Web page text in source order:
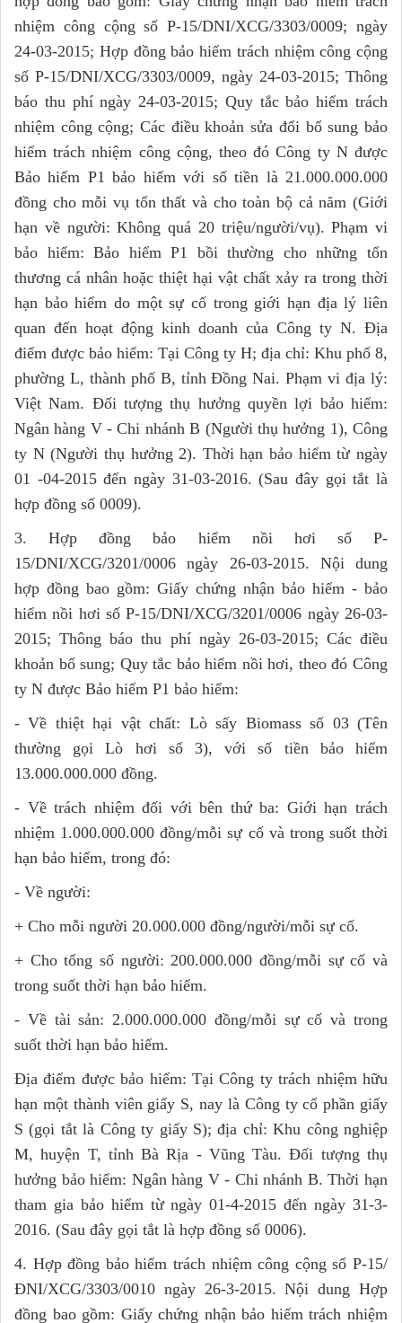
nhiệm công cộng số P-15/DNI/XCG/3303/0009; ngày
24-03-2015; Hợp đồng bảo hiểm trách nhiệm công cộng
số P-15/DNI/XCG/3303/0009, ngày 24-03-2015; Thông
báo thu phí ngày 24-03-2015; Quy tắc bảo hiểm trách
nhiệm công cộng; Các điều khoản sửa đổi bổ sung bảo
hiểm trách nhiệm công cộng, theo đó Công ty N được
Bảo hiểm P1 bảo hiểm với số tiền là 21.000.000.000
đồng cho mỗi vụ tổn thất và cho toàn bộ cả năm (Giới
hạn về người: Không quá 20 triệu/người/vụ). Phạm vi
bảo hiểm: Bảo hiểm P1 bồi thường cho những tổn
thương cá nhân hoặc thiệt hại vật chất xảy ra trong thời
hạn bảo hiểm do một sự cố trong giới hạn địa lý liên
quan đến hoạt động kinh doanh của Công ty N. Địa
điểm được bảo hiểm: Tại Công ty H; địa chỉ: Khu phố 8,
phường L, thành phố B, tỉnh Đồng Nai. Phạm vi địa lý:
Việt Nam. Đối tượng thụ hưởng quyền lợi bảo hiểm:
Ngân hàng V - Chi nhánh B (Người thụ hưởng 1), Công
ty N (Người thụ hưởng 2). Thời hạn bảo hiểm từ ngày
01 -04-2015 đến ngày 31-03-2016. (Sau đây gọi tắt là
hợp đồng số 0009).
3. Hợp đồng bảo hiểm nồi hơi số P-
15/DNI/XCG/3201/0006 ngày 26-03-2015. Nội dung
hợp đồng bao gồm: Giấy chứng nhận bảo hiểm - bảo
hiểm nồi hơi số P-15/DNI/XCG/3201/0006 ngày 26-03-
2015; Thông báo thu phí ngày 26-03-2015; Các điều
khoản bổ sung; Quy tắc bảo hiểm nồi hơi, theo đó Công
ty N được Bảo hiểm P1 bảo hiểm:
- Về thiệt hại vật chất: Lò sấy Biomass số 03 (Tên
thường gọi Lò hơi số 3), với số tiền bảo hiểm
13.000.000.000 đồng.
- Về trách nhiệm đối với bên thứ ba: Giới hạn trách
nhiệm 1.000.000.000 đồng/mỗi sự cố và trong suốt thời
hạn bảo hiểm, trong đó:
- Về người:
+ Cho mỗi người 20.000.000 đồng/người/mỗi sự cố.
+ Cho tổng số người: 200.000.000 đồng/mỗi sự cố và
trong suốt thời hạn bảo hiểm.
- Về tài sản: 2.000.000.000 đồng/mỗi sự cố và trong
suốt thời hạn bảo hiểm.
Địa điểm được bảo hiểm: Tại Công ty trách nhiệm hữu
hạn một thành viên giấy S, nay là Công ty cổ phần giấy
S (gọi tắt là Công ty giấy S); địa chỉ: Khu công nghiệp
M, huyện T, tỉnh Bà Rịa - Vũng Tàu. Đối tượng thụ
hưởng bảo hiểm: Ngân hàng V - Chi nhánh B. Thời hạn
tham gia bảo hiểm từ ngày 01-4-2015 đến ngày 31-3-
2016. (Sau đây gọi tắt là hợp đồng số 0006).
4. Hợp đồng bảo hiểm trách nhiệm công cộng số P-15/
ĐNI/XCG/3303/0010 ngày 26-3-2015. Nội dung Hợp
đồng bao gồm: Giấy chứng nhận bảo hiểm trách nhiệm